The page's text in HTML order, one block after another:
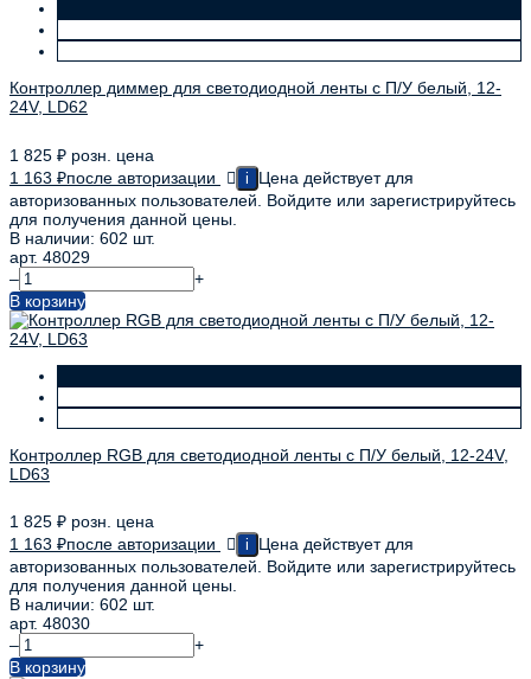
Контроллер диммер для светодиодной ленты с П/У белый, 12-
24V, LD62
1 825 ₽ розн. цена
1 163 ₽после авторизации i
Цена действует для
авторизованных пользователей. Войдите или зарегистрируйтесь
для получения данной цены.
В наличии: 602 шт.
арт. 48029
–
+
В корзину
Контроллер RGB для светодиодной ленты с П/У белый, 12-24V,
LD63
1 825 ₽ розн. цена
1 163 ₽после авторизации i
Цена действует для
авторизованных пользователей. Войдите или зарегистрируйтесь
для получения данной цены.
В наличии: 602 шт.
арт. 48030
–
+
В корзину